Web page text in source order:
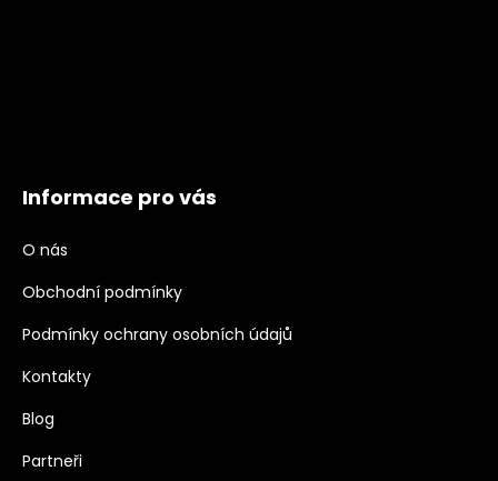
Informace pro vás
O nás
Obchodní podmínky
Podmínky ochrany osobních údajů
Kontakty
Blog
Partneři